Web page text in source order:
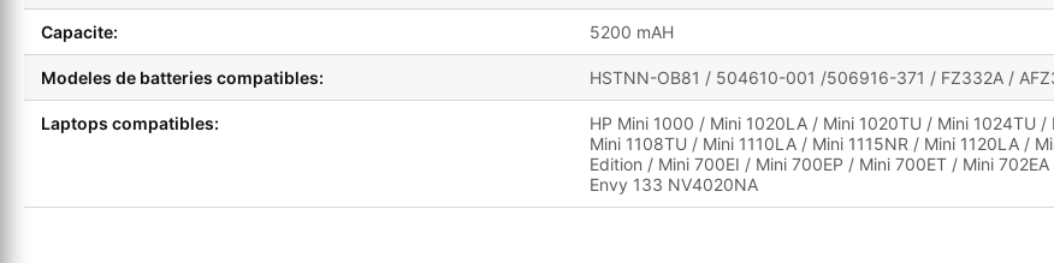
Capacite: 5200 mAH
Modeles de batteries compatibles: HSTNN-OB81 / 504610-001 /506916-371 / FZ332A /
Laptops compatibles:
HP Mini 1000 / Mini 1020LA / Mini 1020TU / Mini 1024TU
Mini 1108TU / Mini 1110LA / Mini 1115NR / Mini 1120LA /
Edition / Mini 700EI / Mini 700EP / Mini 700ET / Mini
Envy 133 NV4020NA